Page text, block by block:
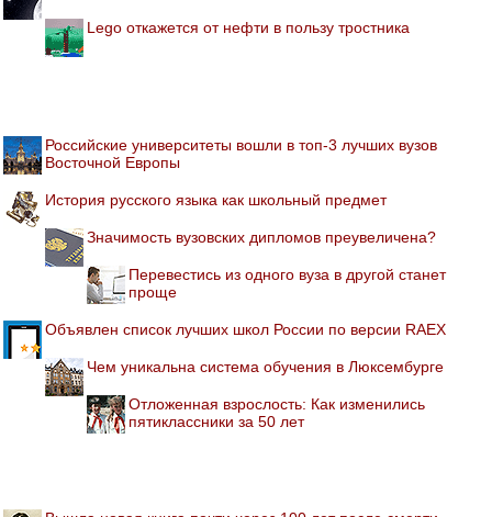
Lego откажется от нефти в пользу тростника
Российские университеты вошли в топ-3 лучших вузов
Восточной Европы
История русского языка как школьный предмет
Значимость вузовских дипломов преувеличена?
Перевестись из одного вуза в другой станет
проще
Объявлен список лучших школ России по версии RAEX
Чем уникальна система обучения в Люксембурге
Отложенная взрослость: Как изменились
пятиклассники за 50 лет